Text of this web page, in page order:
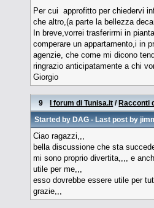
Per cui approfitto per chiedervi
che altro,(a parte la bellezza
In breve,vorrei trasferirmi in
comperare un appartamento,i in
agenzie, che come mi dicono
ringrazio anticipatamente a chi
Giorgio
9 I forum di Tunisa.it /Racconti
Started by DAG - Last post by
Ciao ragazzi,,,
bella discussione che sta
mi sono proprio divertita,,,, e
utile per me,,,
esso dovrebbe essere utile per
grazie,,,